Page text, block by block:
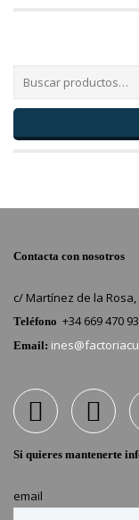
Contacta con nosotros
c/ Martínez de la
Teléfono +34 669 470
Email:
Si quieres mantenerte
email